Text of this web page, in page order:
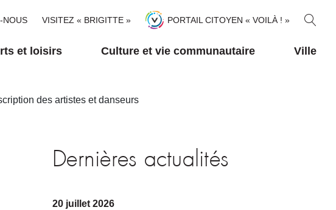
NOUS VISITEZ « BRIGITTE » PORTAIL CITOYEN « VOILÀ ! »
et loisirs Culture et vie communautaire Ville
des artistes et danseurs
Dernières actualités
20 juillet 2026